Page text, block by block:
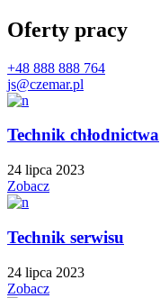
Oferty pracy
+48 888 888 764
js@czemar.pl
Technik chłodnictwa
24 lipca 2023
Zobacz
Technik serwisu
24 lipca 2023
Zobacz